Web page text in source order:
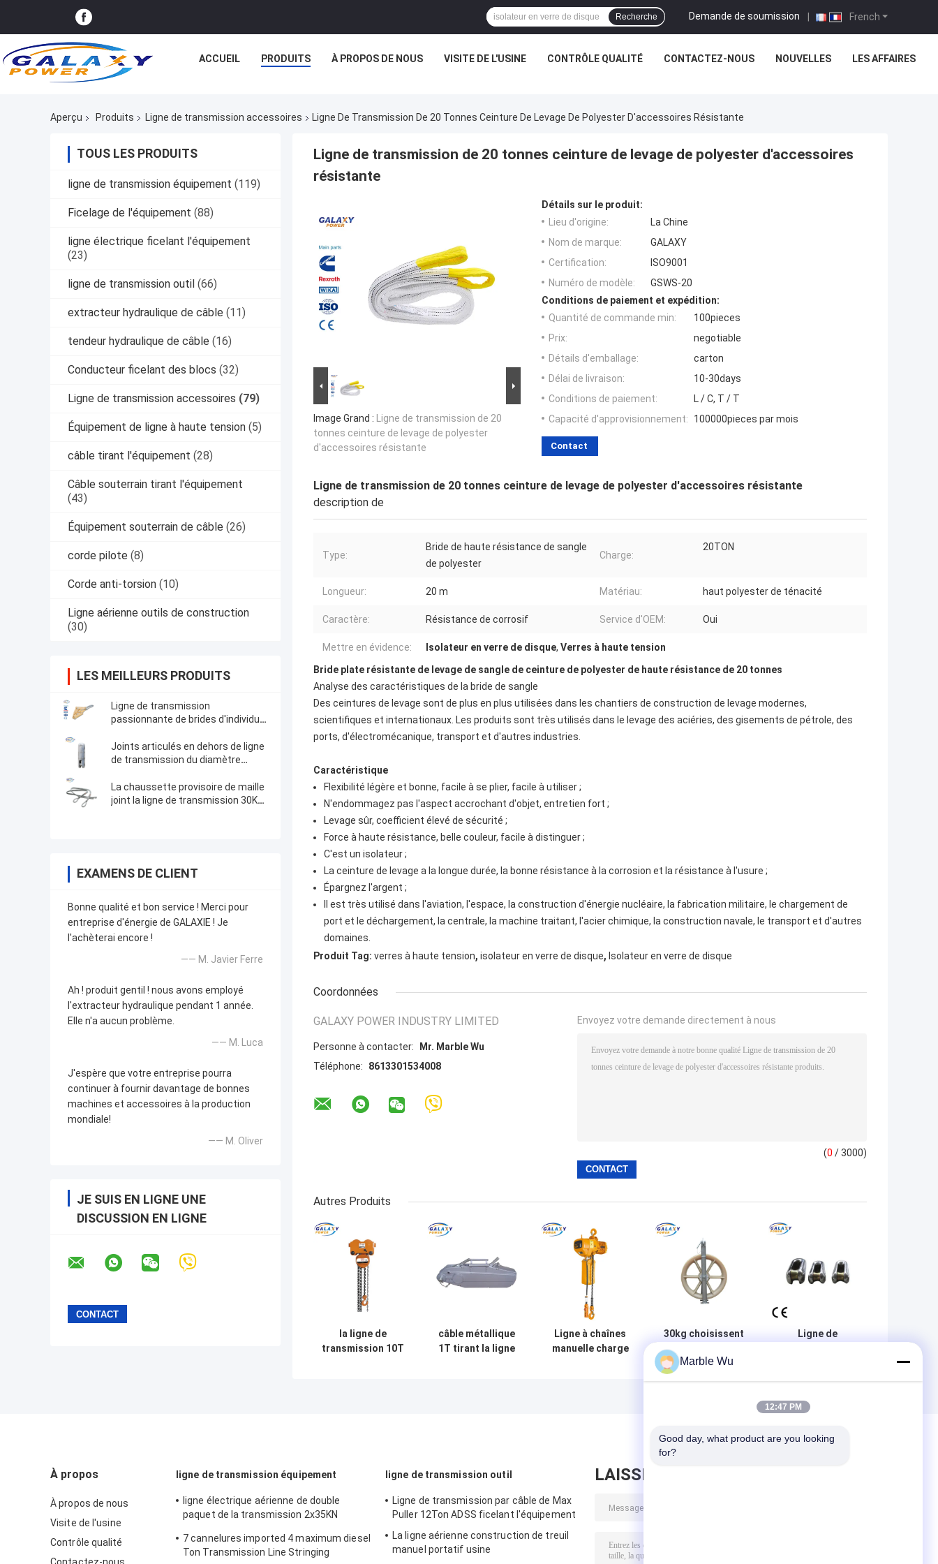
French
Demande de soumission |
Recherche
ACCUEIL PRODUITS À PROPOS DE NOUS VISITE DE L'USINE CONTRÔLE QUALITÉ CONTACTEZ-NOUS NOUVELLES LES AFFAIRES
Aperçu Produits Ligne de transmission accessoires Ligne De Transmission De 20 Tonnes Ceinture De Levage De Polyester D'accessoires Résistante
TOUS LES PRODUITS
ligne de transmission équipement (119)
Ficelage de l'équipement (88)
ligne électrique ficelant l'équipement
(23)
ligne de transmission outil (66)
extracteur hydraulique de câble (11)
tendeur hydraulique de câble (16)
Conducteur ficelant des blocs (32)
Ligne de transmission accessoires (79)
Équipement de ligne à haute tension (5)
câble tirant l'équipement (28)
Câble souterrain tirant l'équipement
(43)
Équipement souterrain de câble (26)
corde pilote (8)
Corde anti-torsion (10)
Ligne aérienne outils de construction
(30)
LES MEILLEURS PRODUITS
Ligne de transmission
passionnante de brides d'individu
30kg d'accessoires divers
Joints articulés en dehors de ligne
de transmission du diamètre
La chaussette provisoire de maille
joint la ligne de transmission 30KN
EXAMENS DE CLIENT
Bonne qualité et bon service ! Merci pour
entreprise d'énergie de GALAXIE ! Je
l'achèterai encore !
—— M. Javier Ferre
Ah ! produit gentil ! nous avons employé
l'extracteur hydraulique pendant 1 année.
Elle n'a aucun problème.
—— M. Luca
J'espère que votre entreprise pourra
continuer à fournir davantage de bonnes
machines et accessoires à la production
mondiale!
—— M. Oliver
JE SUIS EN LIGNE UNE
DISCUSSION EN LIGNE
Ligne de transmission de 20 tonnes ceinture de levage de polyester d'accessoires
résistante
Image Grand : Ligne de transmission de 20
tonnes ceinture de levage de polyester
d'accessoires résistante
Détails sur le produit:
Lieu d'origine:
La Chine
Nom de marque:
GALAXY
Certification:
ISO9001
Numéro de modèle:
GSWS-20
Conditions de paiement et expédition:
Quantité de commande min:
100pieces
Prix:
negotiable
Détails d'emballage:
carton
Délai de livraison:
10-30days
Conditions de paiement:
L / C, T / T
Capacité d'approvisionnement:
100000pieces par mois
Contact
Ligne de transmission de 20 tonnes ceinture de levage de polyester d'accessoires résistante
description de
Type:
Bride de haute résistance de sangle
de polyester
Charge:
20TON
Longueur: 20 m Matériau: haut polyester de ténacité
Caractère: Résistance de corrosif Service d'OEM: Oui
Mettre en évidence: Isolateur en verre de disque, Verres à haute tension
Bride plate résistante de levage de sangle de ceinture de polyester de haute résistance de 20 tonnes
Analyse des caractéristiques de la bride de sangle
Des ceintures de levage sont de plus en plus utilisées dans les chantiers de construction de levage modernes,
scientifiques et internationaux. Les produits sont très utilisés dans le levage des aciéries, des gisements de pétrole, des
ports, d'électromécanique, transport et d'autres industries.
Caractéristique
Flexibilité légère et bonne, facile à se plier, facile à utiliser ;
N'endommagez pas l'aspect accrochant d'objet, entretien fort ;
Levage sûr, coefficient élevé de sécurité ;
Force à haute résistance, belle couleur, facile à distinguer ;
C'est un isolateur ;
La ceinture de levage a la longue durée, la bonne résistance à la corrosion et la résistance à l'usure ;
Épargnez l'argent ;
Il est très utilisé dans l'aviation, l'espace, la construction d'énergie nucléaire, la fabrication militaire, le chargement de
port et le déchargement, la centrale, la machine traitant, l'acier chimique, la construction navale, le transport et d'autres
domaines.
Produit Tag: verres à haute tension, isolateur en verre de disque, Isolateur en verre de disque
Coordonnées
GALAXY POWER INDUSTRY LIMITED
Personne à contacter:
Mr. Marble Wu
Téléphone:
8613301534008
Envoyez votre demande directement à nous
(0 / 3000)
Autres Produits
la ligne de
transmission 10T
câble métallique
1T tirant la ligne
Ligne à chaînes
manuelle charge
30kg choisissent
la ligne aérienne
empaquetée par
roue accessoires
100mm
Ligne de
accessoires avec
10KN
À propos
À propos de nous
Visite de l'usine
Contrôle qualité
ligne de transmission équipement
ligne électrique aérienne de double
paquet de la transmission 2x35KN
7 cannelures imported 4 maximum diesel
Ton Transmission Line Stringing
ligne de transmission outil
Ligne de transmission par câble de Max
Puller 12Ton ADSS ficelant l'équipement
La ligne aérienne construction de treuil
manuel portatif usine
LAISSEZ UN MESSAGE
Marble Wu
12:47 PM
Good day, what product are you looking
for?